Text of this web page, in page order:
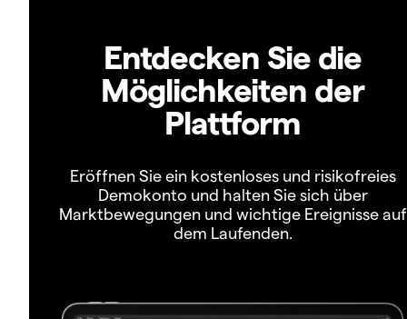
Entdecken Sie die
Möglichkeiten der
Plattform
Eröffnen Sie ein kostenloses und risikofreies
Demokonto und halten Sie sich über
Marktbewegungen und wichtige Ereignisse auf
dem Laufenden.